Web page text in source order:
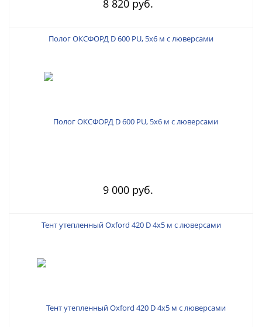
8 820 руб.
Полог ОКСФОРД D 600 PU, 5х6 м с люверсами
9 000 руб.
Тент утепленный Oxford 420 D 4х5 м с люверсами